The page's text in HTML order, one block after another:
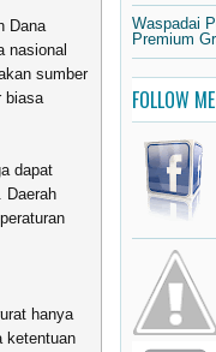
Dana
nasional
sumber
biasa
dapat
Daerah
hanya
ketentuan
Waspadai
Premium
FOLLOW